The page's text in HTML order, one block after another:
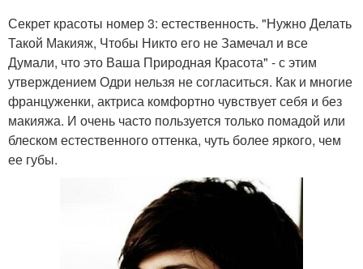
Секрет красоты номер 3: естественность. "Нужно Делать
Такой Макияж, Чтобы Никто его не Замечал и все
Думали, что это Ваша Природная Красота" - с этим
утверждением Одри нельзя не согласиться. Как и многие
француженки, актриса комфортно чувствует себя и без
макияжа. И очень часто пользуется только помадой или
блеском естественного оттенка, чуть более яркого, чем
ее губы.